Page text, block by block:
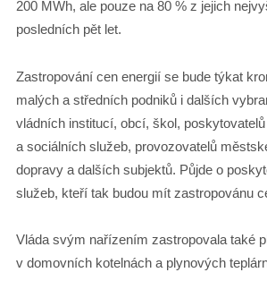
200 MWh, ale pouze na 80 % z jejich
posledních pět let.
Zastropování cen energií se bude týkat
malých a středních podniků i dalších
vládních institucí, obcí, škol,
a sociálních služeb, provozovatelů
dopravy a dalších subjektů. Půjde o
služeb, kteří tak budou mít zastropovánu
Vláda svým nařízením zastropovala také
v domovních kotelnách a plynových